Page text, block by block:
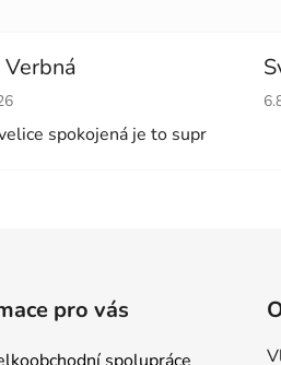
obchodu je 5 z 5 hvězdiček.
spokojená je to supr
pro vás